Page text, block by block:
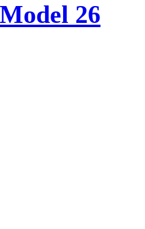
26